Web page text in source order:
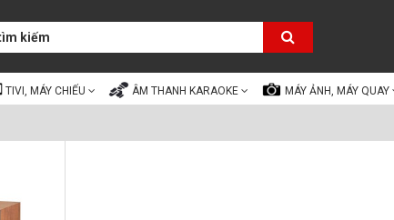
TIVI, MÁY CHIẾU ÂM THANH KARAOKE MÁY ẢNH, MÁY QUAY